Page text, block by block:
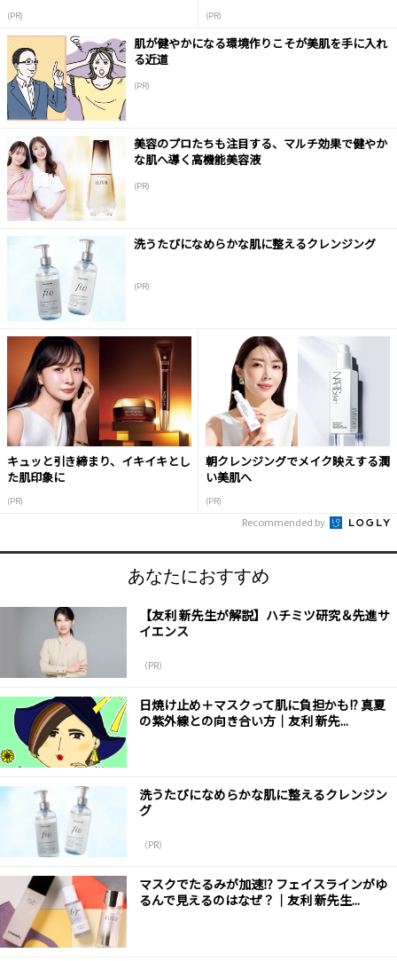
(PR) (PR)
肌が健やかになる環境作りこそが美肌を手に入れ
る近道
(PR)
美容のプロたちも注目する、マルチ効果で健やか
な肌へ導く高機能美容液
(PR)
洗うたびになめらかな肌に整えるクレンジング
(PR)
キュッと引き締まり、イキイキとし
た肌印象に
(PR)
朝クレンジングでメイク映えする潤
い美肌へ
(PR)
Recommended by
あなたにおすすめ
【友利 新先生が解説】ハチミツ研究＆先進サ
イエンス
（PR）
日焼け止め＋マスクって肌に負担かも!? 真夏
の紫外線との向き合い方｜友利 新先...
洗うたびになめらかな肌に整えるクレンジン
グ
（PR）
マスクでたるみが加速⁉︎ フェイスラインがゆ
るんで見えるのはなぜ？｜友利 新先生...